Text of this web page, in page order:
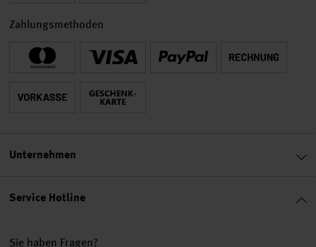
Service Hotline
Sie haben Fragen?
Zahlungsmethoden
Unternehmen